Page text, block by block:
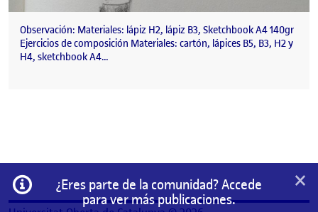
Observación: Materiales: lápiz H2, lápiz B3, Sketchbook A4 140gr
Ejercicios de composición Materiales: cartón, lápices B5, B3, H2 y
H4, sketchbook A4…
Información
¿Eres parte de la comunidad? Accede
para ver más publicaciones.
×